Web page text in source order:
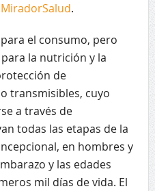
.
el consumo, pero
la nutrición y la
de
transmisibles, cuyo
a través de
todas las etapas de la
en hombres y
y las edades
mil días de vida. El